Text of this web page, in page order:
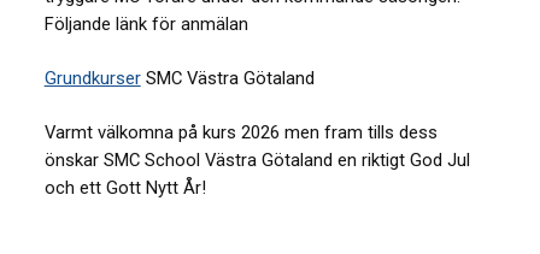
Följande länk för anmälan
GrundkurserSMC Västra Götaland
Varmt välkomna på kurs 2026 men fram tills dess
önskar SMC School Västra Götaland en riktigt God Jul
och ett Gott Nytt År!